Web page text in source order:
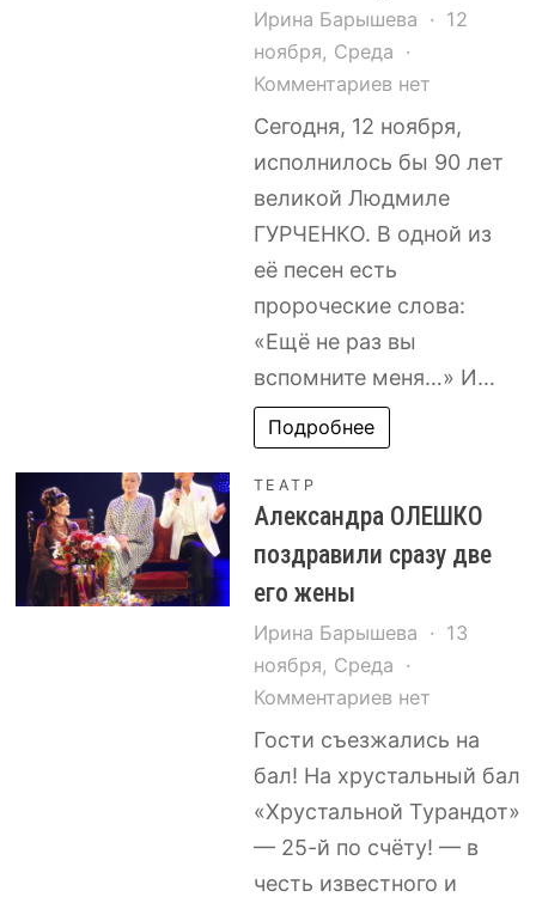
Ирина Барышева
12
ноября, Среда
Комментариевк
записи
Стилист
Сергей
РЗАЕВ:
«Я
стою
на
остановке
троллейбуса,
идёт
Гурченко!»
нет
Сегодня, 12 ноября,
исполнилось бы 90 лет
великой Людмиле
ГУРЧЕНКО. В одной из
её песен есть
пророческие слова:
«Ещё не раз вы
вспомните меня…» И…
Подробнее
ТЕАТР
Александра ОЛЕШКО
поздравили сразу две
его жены
Ирина Барышева
13
ноября, Среда
Комментариевк
ОЛЕШКО
поздравили
сразу
две
нет
Гости съезжались на
бал! На хрустальный бал
«Хрустальной Турандот»
— 25-й по счёту! — в
честь известного и